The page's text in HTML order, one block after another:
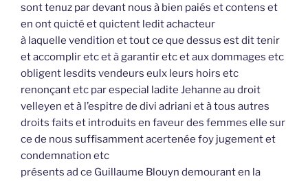
sont tenuz par devant nous à bien paiés et contens et
en ont quicté et quictent ledit achacteur
à laquelle vendition et tout ce que dessus est dit tenir
et accomplir etc et à garantir etc et aux dommages etc
obligent lesdits vendeurs eulx leurs hoirs etc
renonçant etc par especial ladite Jehanne au droit
velleyen et à l’espitre de divi adriani et à tous autres
droits faits et introduits en faveur des femmes elle sur
ce de nous suffisamment acertenée foy jugement et
condemnation etc
présents ad ce Guillaume Blouyn demourant en la